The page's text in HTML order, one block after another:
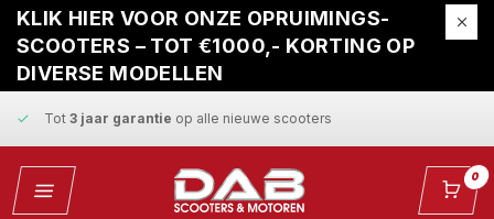
KLIK HIER VOOR ONZE OPRUIMINGS-
SCOOTERS – TOT €1000,- KORTING OP
DIVERSE MODELLEN
Gratis ophaalservicebij reparatie
Snelle leveringen vaste scherpe prijzen
Tot 3 jaar garantie op alle nieuwe scooters
Gratis ophaalservicebij reparatie 0